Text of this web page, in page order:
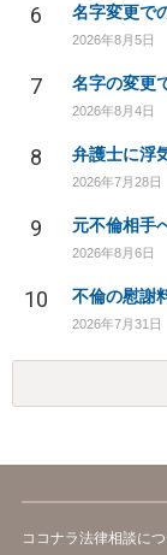
6 名字変更で
2026年8月5日
7 名字の変更
2026年8月4日
8 弁護士に浮
2026年7月28日
9 元不倫相手
2026年8月6日
10 不倫の慰謝
2026年7月31日
ココナラ法律相談に